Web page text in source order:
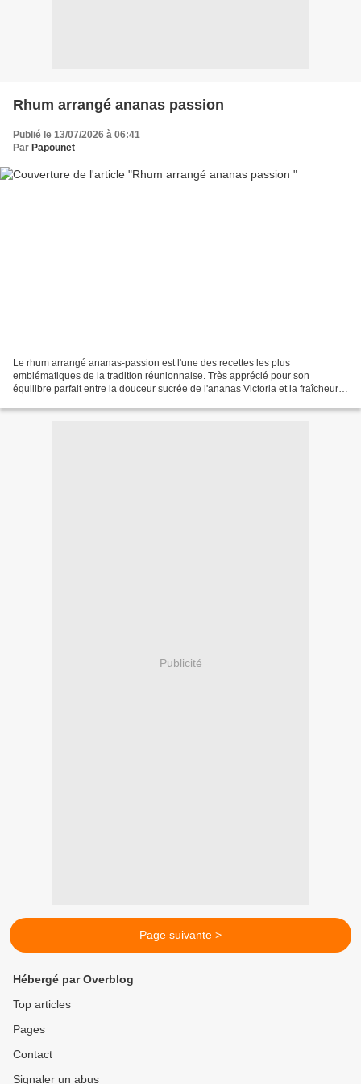
Rhum arrangé ananas passion
Publié le 13/07/2026 à 06:41
Par Papounet
Le rhum arrangé ananas-passion est l'une des recettes les plus
emblématiques de la tradition réunionnaise. Très apprécié pour son
équilibre parfait entre la douceur sucrée de l'ananas Victoria et la fraîcheur
Publicité
Page suivante >
Hébergé par Overblog
Top articles
Pages
Contact
Signaler un abus